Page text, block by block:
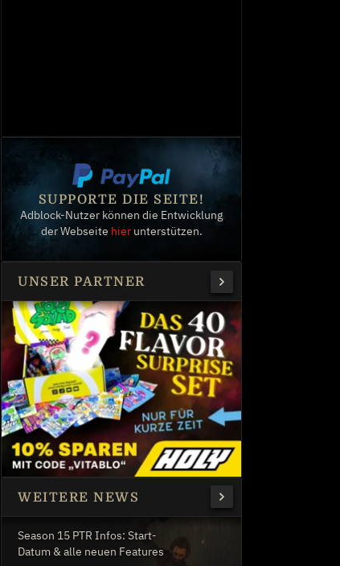
SUPPORTE DIE SEITE!
Adblock-Nutzer können die Entwicklung
der Webseite hierunterstützen.
UNSER PARTNER
WEITERE NEWS
Season 15 PTR Infos: Start-
Datum & alle neuen Features